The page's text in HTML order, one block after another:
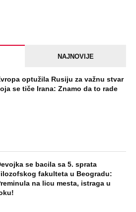
NAJNOVIJE
optužila Rusiju za važnu stvar
se tiče Irana: Znamo da to rade
se bacila sa 5. sprata
fakulteta u Beogradu:
na licu mesta, istraga u